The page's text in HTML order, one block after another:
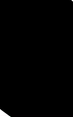
a
y
ilícito
por José